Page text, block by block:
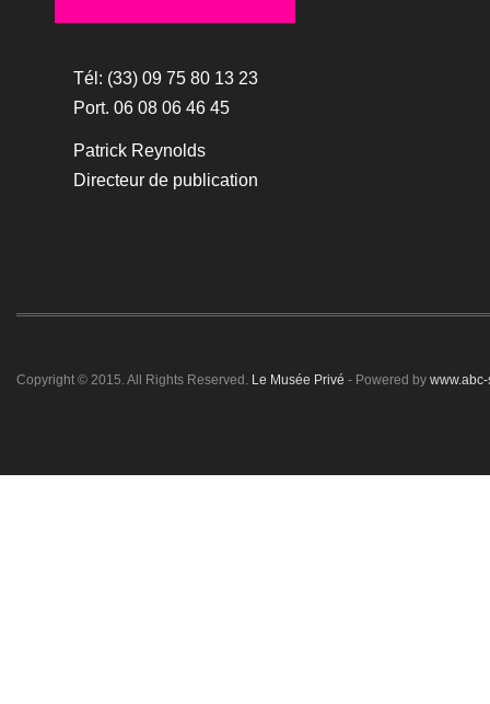
Tél: (33) 09 75 80 13 23
Port. 06 08 06 46 45
Patrick Reynolds
Directeur de publication
Copyright © 2015. All Rights Reserved. Le Musée Privé - Powered by